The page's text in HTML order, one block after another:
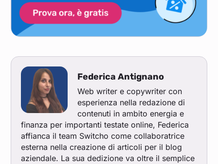
Federica Antignano
Web writer e copywriter con
esperienza nella redazione di
contenuti in ambito energia e
finanza per importanti testate online, Federica
affianca il team Switcho come collaboratrice
esterna nella creazione di articoli per il blog
aziendale. La sua dedizione va oltre il semplice